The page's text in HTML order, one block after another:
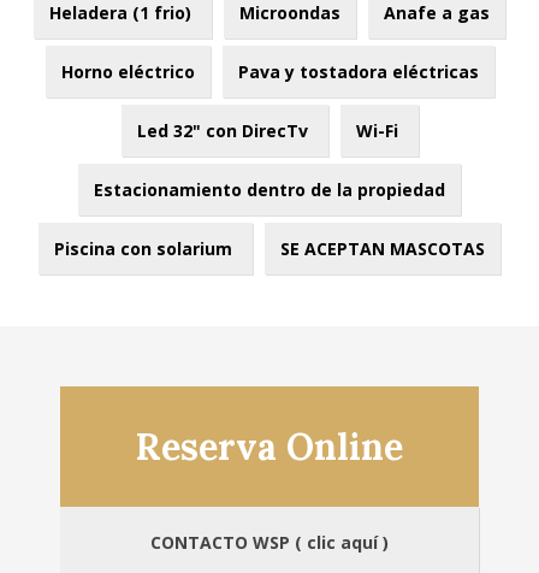
Heladera (1 frio) Microondas Anafe a gas
Horno eléctrico Pava y tostadora eléctricas
Led 32" con DirecTv Wi-Fi
Estacionamiento dentro de la propiedad
Piscina con solarium SE ACEPTAN MASCOTAS
Reserva Online
CONTACTO WSP ( clic aquí )